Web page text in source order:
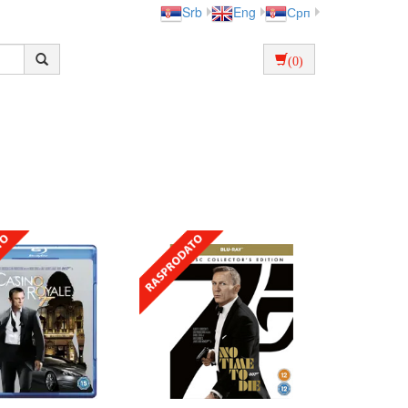
Srb Eng Срп
(0)